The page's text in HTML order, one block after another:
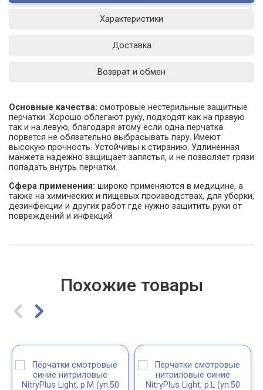
Характеристики
Доставка
Возврат и обмен
Основные качества: смотровые нестерильные защитные
перчатки. Хорошо облегают руку, подходят как на правую
так и на левую, благодаря этому если одна перчатка
порвется не обязательно выбрасывать пару. Имеют
высокую прочность. Устойчивы к стиранию. Удлиненная
манжета надежно защищает запястья, и не позволяет грязи
попадать внутрь перчатки.
Сфера применения: широко применяются в медицине, а
также на химических и пищевых производствах, для уборки,
дезинфекции и других работ где нужно защитить руки от
повреждений и инфекций
Похожие товары